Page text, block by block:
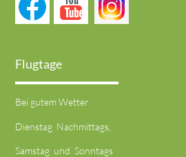
Flugtage
Bei gutem Wetter
Dienstag Nachmittags,
Samstag und Sonntags